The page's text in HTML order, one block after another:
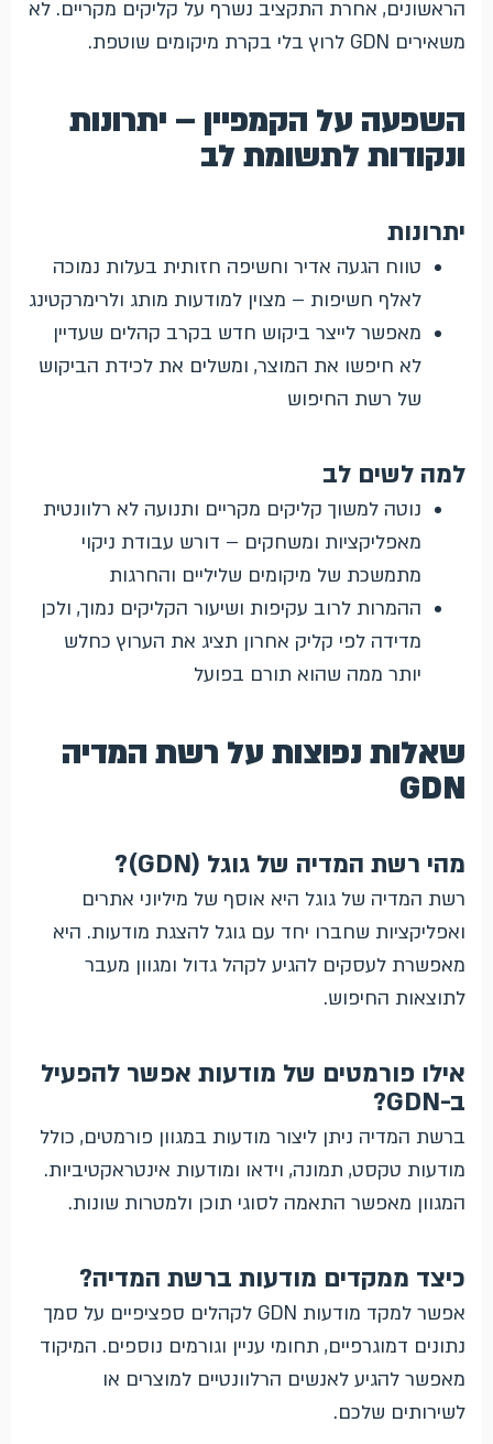
הראשונים, אחרת התקציב נשרף על קליקים מקריים. לא
משאירים GDN לרוץ בלי בקרת מיקומים שוטפת.
השפעה על הקמפיין – יתרונות
ונקודות לתשומת לב
יתרונות
טווח הגעה אדיר וחשיפה חזותית בעלות נמוכה
לאלף חשיפות – מצוין למודעות מותג ולרימרקטינג
מאפשר לייצר ביקוש חדש בקרב קהלים שעדיין
לא חיפשו את המוצר, ומשלים את לכידת הביקוש
של רשת החיפוש
למה לשים לב
נוטה למשוך קליקים מקריים ותנועה לא רלוונטית
מאפליקציות ומשחקים – דורש עבודת ניקוי
מתמשכת של מיקומים שליליים והחרגות
ההמרות לרוב עקיפות ושיעור הקליקים נמוך, ולכן
מדידה לפי קליק אחרון תציג את הערוץ כחלש
יותר ממה שהוא תורם בפועל
שאלות נפוצות על רשת המדיה
GDN
מהי רשת המדיה של גוגל (GDN)?
רשת המדיה של גוגל היא אוסף של מיליוני אתרים
ואפליקציות שחברו יחד עם גוגל להצגת מודעות. היא
מאפשרת לעסקים להגיע לקהל גדול ומגוון מעבר
לתוצאות החיפוש.
אילו פורמטים של מודעות אפשר להפעיל
ב-GDN?
ברשת המדיה ניתן ליצור מודעות במגוון פורמטים, כולל
מודעות טקסט, תמונה, וידאו ומודעות אינטראקטיביות.
המגוון מאפשר התאמה לסוגי תוכן ולמטרות שונות.
כיצד ממקדים מודעות ברשת המדיה?
אפשר למקד מודעות GDN לקהלים ספציפיים על סמך
נתונים דמוגרפיים, תחומי עניין וגורמים נוספים. המיקוד
מאפשר להגיע לאנשים הרלוונטיים למוצרים או
לשירותים שלכם.